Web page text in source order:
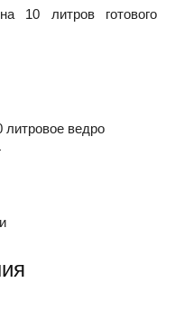
10 литров готового
литровое ведро